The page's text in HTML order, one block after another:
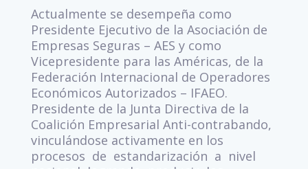
Actualmente se desempeña como
Presidente Ejecutivo de la Asociación de
Empresas Seguras – AES y como
Vicepresidente para las Américas, de la
Federación Internacional de Operadores
Económicos Autorizados – IFAEO.
Presidente de la Junta Directiva de la
Coalición Empresarial Anti-contrabando,
vinculándose activamente en los
procesos de estandarización a nivel